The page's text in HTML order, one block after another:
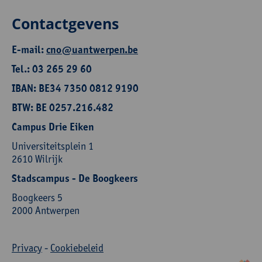
Contactgevens
E-mail:cno@uantwerpen.be
Tel.: 03 265 29 60
IBAN: BE34 7350 0812 9190
BTW: BE 0257.216.482
Campus Drie Eiken
Universiteitsplein 1
2610 Wilrijk
Stadscampus - De Boogkeers
Boogkeers 5
2000 Antwerpen
Privacy- Cookiebeleid